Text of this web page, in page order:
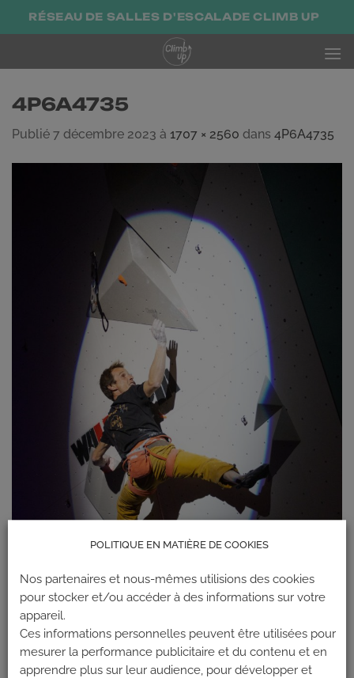
PasserRÉSEAU DE SALLES D'ESCALADE CLIMB UP
4P6A4735
Publié 7 décembre 2023 à 1707 × 2560 dans 4P6A4735
POLITIQUE EN MATIÈRE DE COOKIES
Nos partenaires et nous-mêmes utilisions des cookies
pour stocker et/ou accéder à des informations sur votre
appareil.
Ces informations personnelles peuvent être utilisées pour
mesurer la performance publicitaire et du contenu et en
apprendre plus sur leur audience, pour développer et